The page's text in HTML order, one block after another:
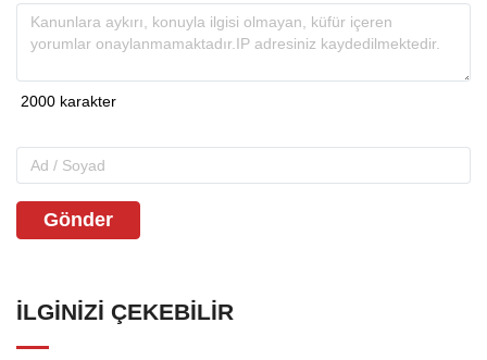
Gönder
İLGINIZI ÇEKEBILIR